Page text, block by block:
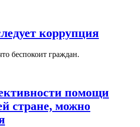
коррупция
беспокоит граждан.
помощи
стране, можно